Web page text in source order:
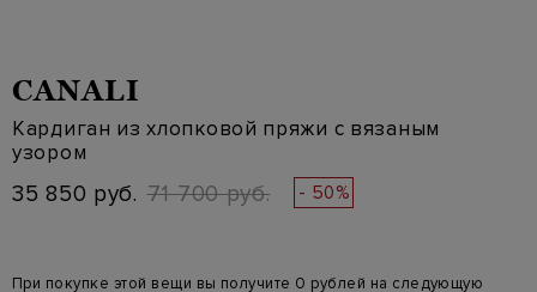
CANALI
Кардиган из хлопковой пряжи с вязаным
узором
35 850 руб. 71 700 руб. - 50%
При покупке этой вещи вы получите 0 рублей на следующую